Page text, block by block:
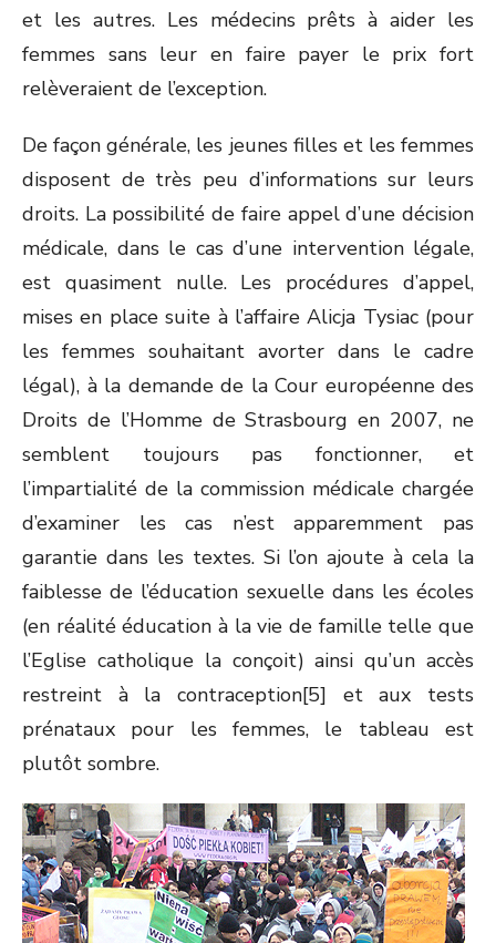
et les autres. Les médecins prêts à aider les
femmes sans leur en faire payer le prix fort
relèveraient de l’exception.
De façon générale, les jeunes filles et les femmes
disposent de très peu d’informations sur leurs
droits. La possibilité de faire appel d’une décision
médicale, dans le cas d’une intervention légale,
est quasiment nulle. Les procédures d’appel,
mises en place suite à l’affaire Alicja Tysiac (pour
les femmes souhaitant avorter dans le cadre
légal), à la demande de la Cour européenne des
Droits de l’Homme de Strasbourg en 2007, ne
semblent toujours pas fonctionner, et
l’impartialité de la commission médicale chargée
d’examiner les cas n’est apparemment pas
garantie dans les textes. Si l’on ajoute à cela la
faiblesse de l’éducation sexuelle dans les écoles
(en réalité éducation à la vie de famille telle que
l’Eglise catholique la conçoit) ainsi qu’un accès
restreint à la contraception[5] et aux tests
prénataux pour les femmes, le tableau est
plutôt sombre.